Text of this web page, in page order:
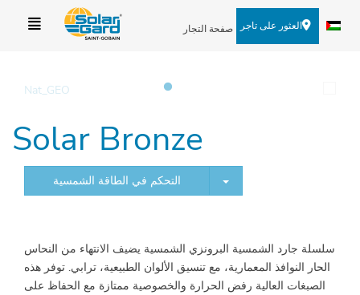
صفحة التجار العثور على تاجر
Solar Bronze
التحكم في الطاقة الشمسية
TOGGLE DROPDOWN
سلسلة جارد الشمسية البرونزي الشمسية يضيف الانتهاء من النحاس
الحار النوافذ المعمارية، مع تنسيق الألوان الطبيعية، ترابي. توفر هذه
الصبغات العالية رفض الحرارة والخصوصية ممتازة مع الحفاظ على